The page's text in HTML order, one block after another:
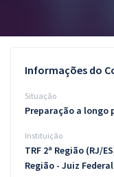
Blog
Aprovados
Informações do
Situação
Preparação a longo
Instituição
TRF 2ª Região (RJ/
Região - Juiz